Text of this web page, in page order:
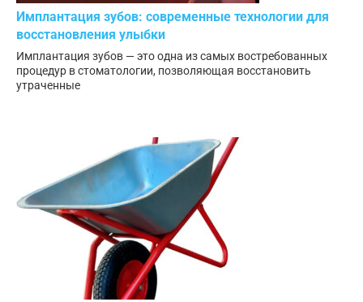
Имплантация зубов: современные технологии для
восстановления улыбки
Имплантация зубов — это одна из самых востребованных
процедур в стоматологии, позволяющая восстановить
утраченные